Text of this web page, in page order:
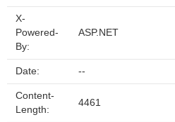
X-
Powered-
By:
ASP.NET
Date: --
Content-
Length:
4461